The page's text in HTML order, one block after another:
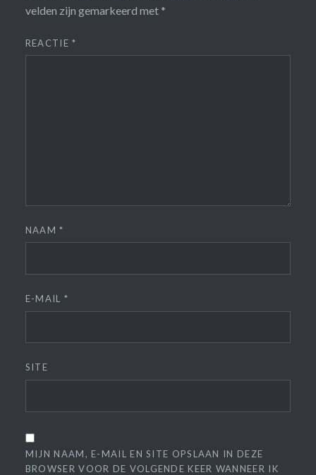
velden zijn gemarkeerd met *
REACTIE*
NAAM*
E-MAIL *
SITE
MIJN NAAM, E-MAIL EN SITE OPSLAAN IN DEZE
BROWSER VOOR DE VOLGENDE KEER WANNEER IK